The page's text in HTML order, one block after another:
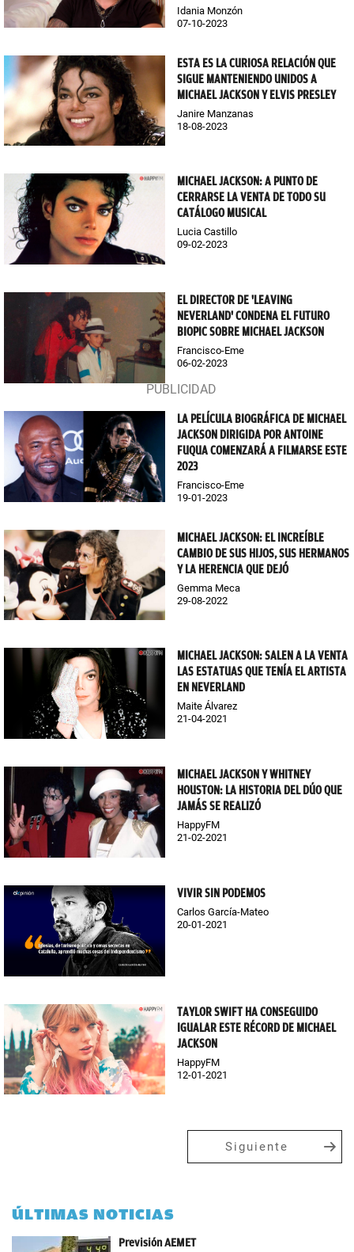
Idania Monzón
07-10-2023
ESTA ES LA CURIOSA RELACIÓN QUE
SIGUE MANTENIENDO UNIDOS A
MICHAEL JACKSON Y ELVIS PRESLEY
Janire Manzanas
18-08-2023
MICHAEL JACKSON: A PUNTO DE
CERRARSE LA VENTA DE TODO SU
CATÁLOGO MUSICAL
Lucia Castillo
09-02-2023
EL DIRECTOR DE 'LEAVING
NEVERLAND' CONDENA EL FUTURO
BIOPIC SOBRE MICHAEL JACKSON
Francisco-Eme
06-02-2023
LA PELÍCULA BIOGRÁFICA DE MICHAEL
JACKSON DIRIGIDA POR ANTOINE
FUQUA COMENZARÁ A FILMARSE ESTE
2023
Francisco-Eme
19-01-2023
MICHAEL JACKSON: EL INCREÍBLE
CAMBIO DE SUS HIJOS, SUS HERMANOS
Y LA HERENCIA QUE DEJÓ
Gemma Meca
29-08-2022
MICHAEL JACKSON: SALEN A LA VENTA
LAS ESTATUAS QUE TENÍA EL ARTISTA
EN NEVERLAND
Maite Álvarez
21-04-2021
MICHAEL JACKSON Y WHITNEY
HOUSTON: LA HISTORIA DEL DÚO QUE
JAMÁS SE REALIZÓ
HappyFM
21-02-2021
VIVIR SIN PODEMOS
Carlos García-Mateo
20-01-2021
TAYLOR SWIFT HA CONSEGUIDO
IGUALAR ESTE RÉCORD DE MICHAEL
JACKSON
HappyFM
12-01-2021
Siguiente
ÚLTIMAS NOTICIAS
Previsión AEMET